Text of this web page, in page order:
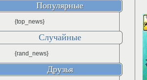
Популярные
{top_news}
Случайные
{rand_news}
Друзья